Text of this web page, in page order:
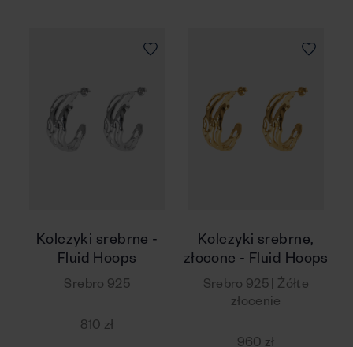
Kolczyki srebrne -
Fluid Hoops
Srebro 925
810 zł
Kolczyki srebrne,
złocone - Fluid Hoops
Srebro 925 | Żółte
złocenie